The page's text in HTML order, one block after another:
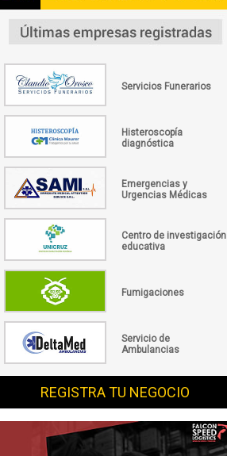
Servicios Funerarios
Histeroscopía
diagnóstica
Emergencias y
Urgencias Médicas
Centro de investigación
educativa
Fumigaciones
Servicio de
Ambulancias
REGISTRA TU NEGOCIO